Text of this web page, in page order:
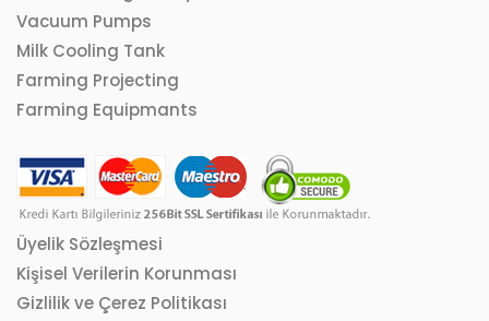
Vacuum Pumps
Milk Cooling Tank
Farming Projecting
Farming Equipmants
Üyelik Sözleşmesi
Kişisel Verilerin Korunması
Gizlilik ve Çerez Politikası